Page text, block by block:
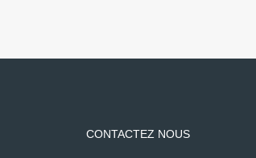
CONTACTEZ NOUS